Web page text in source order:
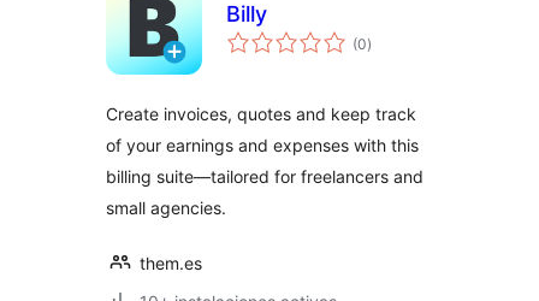
Billy
(0total
de
)
Create invoices, quotes and keep track
of your earnings and expenses with this
billing suite—tailored for freelancers and
small agencies.
them.es